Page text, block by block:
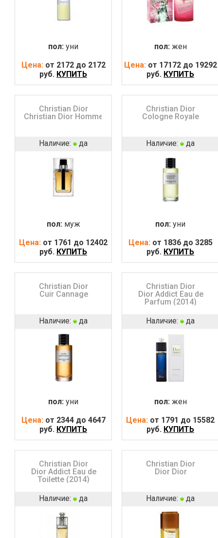
пол: уни
Цена: от 2172 до 2172
руб. КУПИТЬ
пол: жен
Цена: от 17172 до 19292
руб. КУПИТЬ
Christian Dior
Christian Dior Homme
Наличие: да
пол: муж
Цена: от 1761 до 12402
руб. КУПИТЬ
Christian Dior
Cologne Royale
Наличие: да
пол: уни
Цена: от 1836 до 3285
руб. КУПИТЬ
Christian Dior
Cuir Cannage
Наличие: да
пол: уни
Цена: от 2344 до 4647
руб. КУПИТЬ
Christian Dior
Dior Addict Eau de
Parfum (2014)
Наличие: да
пол: жен
Цена: от 1791 до 15582
руб. КУПИТЬ
Christian Dior
Dior Addict Eau de
Toilette (2014)
Наличие: да
Christian Dior
Dior Dior
Наличие: да